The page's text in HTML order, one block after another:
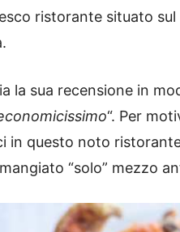
ristorante situato sul
la sua recensione in
“. Per
in questo noto
“solo” mezzo